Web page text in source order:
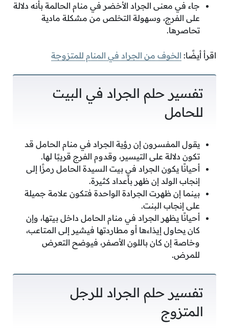
جاء في معنى الجراد الأخضر في منام الحالمة بأنه دلالة
على الفرج، وسهولة التخلص من مشكلة مادية
تحاصرها.
اقرأ أيضًا: الخوف من الجراد في المنام للمتزوجة
تفسير حلم الجراد في البيت
للحامل
يقول المفسرون إن رؤية الجراد في منام الحامل قد
تكون دلالة على التيسير، وقدوم الفرج قريبًا لها.
أحيانًا يكون الجراد في بيت السيدة الحامل رمزًا إلى
إنجاب الولد إن ظهر بأعداد كثيرة.
بينما إن ظهرت الجرادة الواحدة فتكون علامة جميلة
على إنجاب البنت.
أحيانًا يظهر الجراد في منام الحامل داخل بيتها، وإن
كان يحاول إيذاءها أو مطاردتها فيشير إلى المتاعب،
وخاصة إن كان باللون الأصفر، فيوضح التعرض
للمرض.
تفسير حلم الجراد للرجل
المتزوج